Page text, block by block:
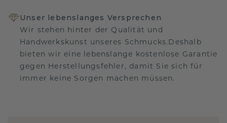
Unser lebenslanges Versprechen
Wir stehen hinter der Qualität und
Handwerkskunst unseres Schmucks.Deshalb
bieten wir eine lebenslange kostenlose Garantie
gegen Herstellungsfehler, damit Sie sich für
immer keine Sorgen machen müssen.